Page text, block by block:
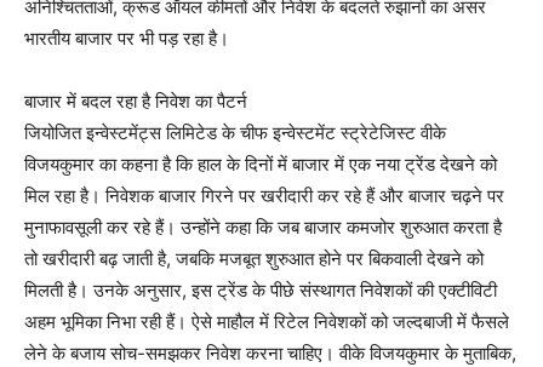
अनिश्चितताओं, क्रूड ऑयल कीमतों और निवेश के बदलते रुझानों का असर
भारतीय बाजार पर भी पड़ रहा है।
बाजार में बदल रहा है निवेश का पैटर्न
जियोजित इन्वेस्टमेंट्स लिमिटेड के चीफ इन्वेस्टमेंट स्ट्रेटेजिस्ट वीके
विजयकुमार का कहना है कि हाल के दिनों में बाजार में एक नया ट्रेंड देखने को
मिल रहा है। निवेशक बाजार गिरने पर खरीदारी कर रहे हैं और बाजार चढ़ने पर
मुनाफावसूली कर रहे हैं। उन्होंने कहा कि जब बाजार कमजोर शुरुआत करता है
तो खरीदारी बढ़ जाती है, जबकि मजबूत शुरुआत होने पर बिकवाली देखने को
मिलती है। उनके अनुसार, इस ट्रेंड के पीछे संस्थागत निवेशकों की एक्टीविटी
अहम भूमिका निभा रही हैं। ऐसे माहौल में रिटेल निवेशकों को जल्दबाजी में फैसले
लेने के बजाय सोच-समझकर निवेश करना चाहिए। वीके विजयकुमार के मुताबिक,